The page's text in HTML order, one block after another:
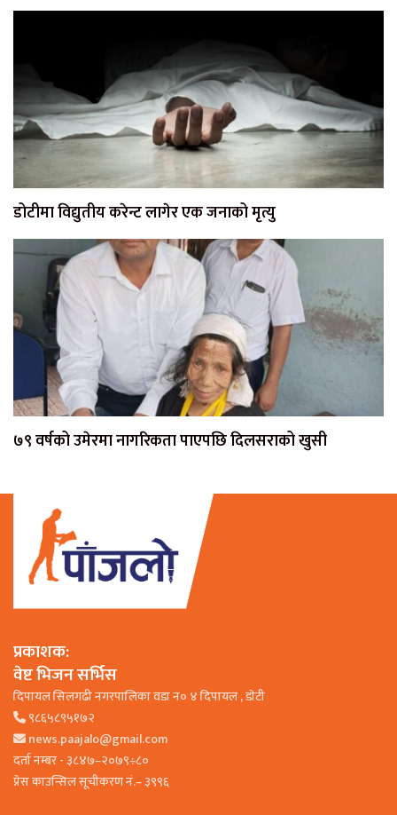
डोटीमा विद्युतीय करेन्ट लागेर एक जनाको मृत्यु
७९ वर्षको उमेरमा नागरिकता पाएपछि दिलसराको खुसी
प्रकाशक:
वेष्ट भिजन सर्भिस
दिपायल सिलगढी नगरपालिका वडा न० ४ दिपायल , डाेटी
९८६५८९५१७२
news.paajalo@gmail.com
दर्ता नम्बर - ३८४७–२०७९÷८०
प्रेस काउन्सिल सूचीकरण नं.– ३९९६